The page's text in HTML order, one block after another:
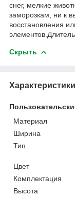
снег, мелкие
заморозкам, ни к
восстановления
Скрыть
Характеристики
Материал
Ширина
Тип
Цвет
Комплектация
Высота